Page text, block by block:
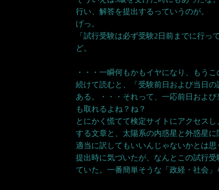
行い、解答を提出するっていうのが。
げっ。
「試行受験は必ず受験2日前までに行
ど。
・・・一瞬何もかもイヤになり、もう
続けて読むと、「受験前日および当日
ある。・・・それって、一応前日およ
も取れるよね？ね？
とにかく慌てて検定サイトにアクセス
する文章と、太陽系の内惑星と外惑星
適当に訳してもいいんじゃないかとは
提出時に気づいたが、なんとこの試行
ていた。一番簡単そうな「政経・社会